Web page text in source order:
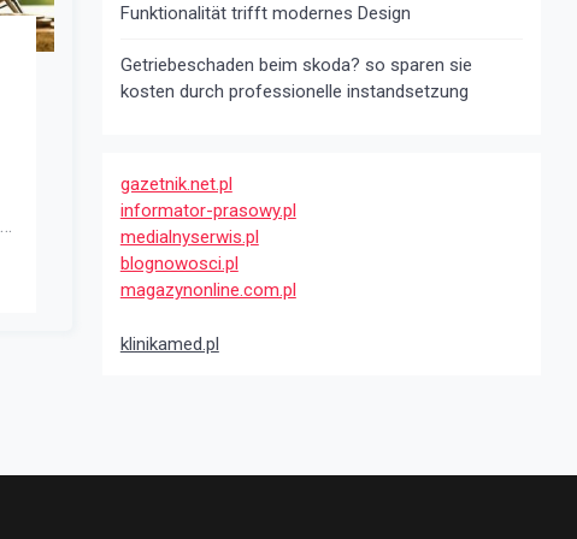
Funktionalität trifft modernes Design
Getriebeschaden beim skoda? so sparen sie
kosten durch professionelle instandsetzung
gazetnik.net.pl
informator-prasowy.pl
medialnyserwis.pl
blognowosci.pl
magazynonline.com.pl
klinikamed.pl